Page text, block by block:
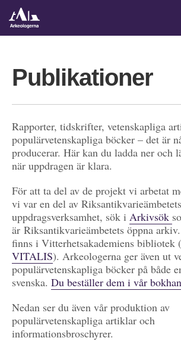
Publikationer
Rapporter, tidskrifter, vetenskapliga
populärvetenskapliga böcker – det är
producerar. Här kan du ladda ner och
när uppdragen är klara.
För att ta del av de projekt vi arbetat
vi var en del av Riksantikvarieämbetets
uppdragsverksamhet, sök i Arkivsök
är Riksantikvarieämbetets öppna
finns i Vitterhetsakademiens bibliotek (
VITALIS). Arkeologerna ger även ut
populärvetenskapliga böcker på både
svenska. Du beställer dem i vår
Nedan ser du även vår produktion av
populärvetenskapliga artiklar och
informationsbroschyrer.